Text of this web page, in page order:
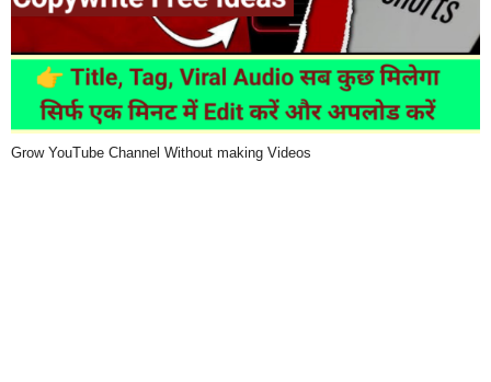
Grow YouTube Channel Without making Videos